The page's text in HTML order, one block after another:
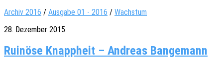
Archiv 2016 / Ausgabe 01 - 2016 / Wachstum
28. Dezember 2015
Ruinöse Knappheit – Andreas Bangemann